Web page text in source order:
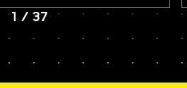
1 / 37